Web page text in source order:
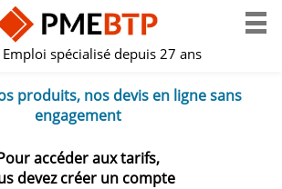
Emploi spécialisé depuis 27 ans
produits, nos devis en ligne sans
engagement
accéder aux tarifs,
devez créer un compte